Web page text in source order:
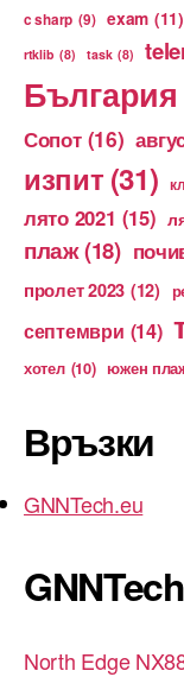
c sharp (9) exam (11)
rtklib (8) task (8)
България
Сопот (16)
изпит (31)
лято 2021 (15)
плаж(18)
пролет 2023 (12)
септември (14)
хотел (10) южен
Връзки
GNNTech.eu
North Edge